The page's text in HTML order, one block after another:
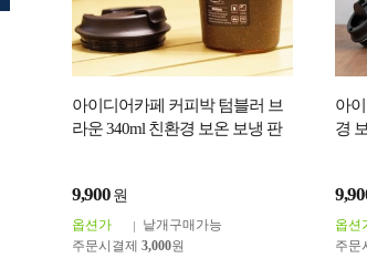
아이디어카페 커피박 텀블러 브
라운 340ml 친환경 보온 보냉 판
9,900 원
옵션가
낱개구매가능
주문시결제 3,000원
아
경
옵션
주문